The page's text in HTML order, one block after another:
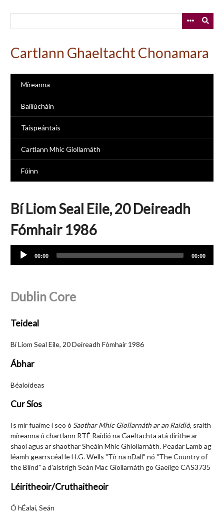
Cartlann Ghaeltacht Chonamara
Míreanna
Bailiúcháin
Taispeántais
Cartlann Mhic Giollarnáth
Fúinn
Bí Liom Seal Eile, 20 Deireadh
Fómhair 1986
Audio
Player
00:00 00:00
Dublin Core
Teideal
Bí Liom Seal Eile, 20 Deireadh Fómhair 1986
Ábhar
Béaloideas
Cur Síos
Is mír fuaime í seo ó Saothar Mhic Giollarnáth ar an Raidió, sraith
míreanna ó chartlann RTÉ Raidió na Gaeltachta atá dírithe ar
shaol agus ar shaothar Sheáin Mhic Ghiollarnáth. Peadar Lamb ag
léamh gearrscéal le H.G. Wells "Tír na nDall" nó "The Country of
the Blind" a d'aistrigh Seán Mac Giollarnáth go Gaeilge CAS3735
Léiritheoir/Cruthaitheoir
Ó hÉalaí, Seán